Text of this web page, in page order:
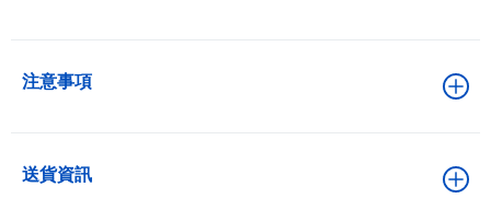
注意事項
送貨資訊